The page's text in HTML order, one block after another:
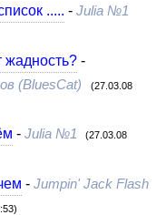
..... - Julia №1
жадность? -
(BluesCat) (27.03.08
- Julia №1 (27.03.08
- Jumpin' Jack Flash